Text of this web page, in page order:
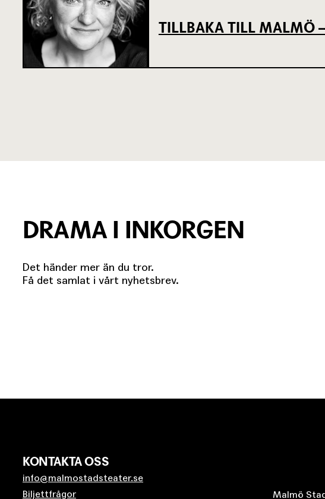
TILLBAKA TILL MALMÖ
DRAMA I INKORGEN
Det händer mer än du tror.
Få det samlat i vårt nyhetsbrev.
KONTAKTA OSS
info@malmostadsteater.se
Biljettfrågor
Malmö